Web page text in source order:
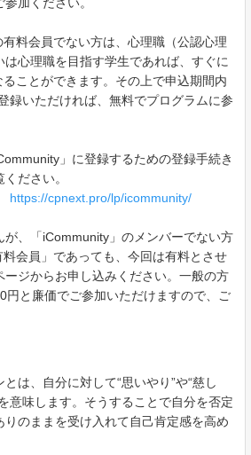
加ください。
料会員でない方は、心理職（公認心理
は心理職を目指す学生であれば、すぐに
ることができます。その上で申込期間内
録いただければ、無料でプログラムに参
」に登録するための登録手続き
ださい。
https://cpnext.pro/lp/icommunity/
が、「iCommunity」のメンバーでない方
会員」であっても、今回は有料とさせ
ージからお申し込みください。一般の方
円と廉価でご参加いただけますので、ご
は、自分に対して“思いやり”や“慈し
意味します。そうすることで自分を否定
りのままを受け入れて自己肯定感を高め